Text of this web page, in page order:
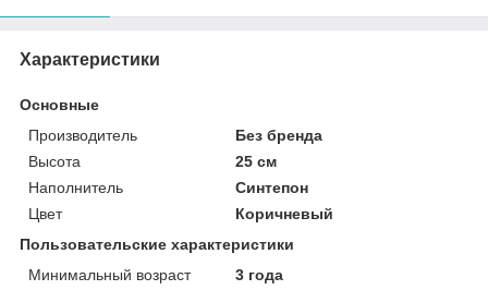
Характеристики
Основные
Производитель
Без бренда
Высота
25 см
Наполнитель
Синтепон
Цвет
Коричневый
Пользовательские характеристики
Минимальный возраст
3 года